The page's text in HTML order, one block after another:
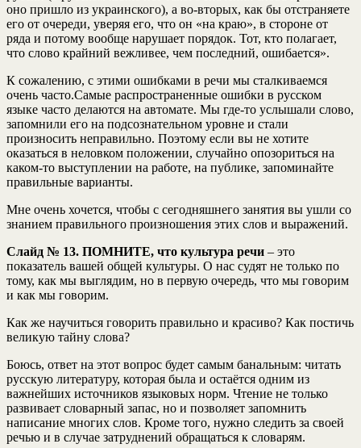
оно пришло из украинского), а во-вторых, как бы отстраняете
его от очереди, уверяя его, что он «на краю», в стороне от
ряда и потому вообще нарушает порядок. Тот, кто полагает,
что слово крайний вежливее, чем последний, ошибается».
К сожалению, с этими ошибками в речи мы сталкиваемся
очень часто.Самые распространенные ошибки в русском
языке часто делаются на автомате. Мы где-то услышали слово,
запомнили его на подсознательном уровне и стали
произносить неправильно. Поэтому если вы не хотите
оказаться в неловком положении, случайно опозориться на
каком-то выступлении на работе, на публике, запоминайте
правильные варианты.
Мне очень хочется, чтобы с сегодняшнего занятия вы ушли со
знанием правильного произношения этих слов и выражений.
Слайд № 13. ПОМНИТЕ, что культура речи – это
показатель вашей общей культуры. О нас судят не только по
тому, как мы выглядим, но в первую очередь, что мы говорим
и как мы говорим.
Как же научиться говорить правильно и красиво? Как постичь
великую тайну слова?
Боюсь, ответ на этот вопрос будет самым банальным: читать
русскую литературу, которая была и остаётся одним из
важнейших источников языковых норм. Чтение не только
развивает словарный запас, но и позволяет запомнить
написание многих слов. Кроме того, нужно следить за своей
речью и в случае затруднений обращаться к словарям.